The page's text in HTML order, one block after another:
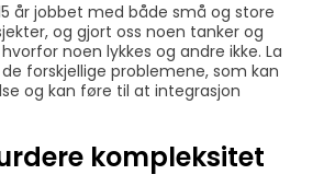
år jobbet med både små og store
og gjort oss noen tanker og
noen lykkes og andre ikke. La
forskjellige problemene, som kan
og kan føre til at integrasjon
kompleksitet